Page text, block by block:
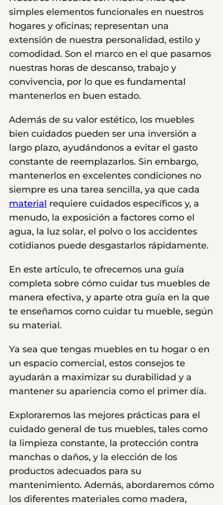
simples elementos funcionales en nuestros
hogares y oficinas; representan una
extensión de nuestra personalidad, estilo y
comodidad. Son el marco en el que pasamos
nuestras horas de descanso, trabajo y
convivencia, por lo que es fundamental
mantenerlos en buen estado.
Además de su valor estético, los muebles
bien cuidados pueden ser una inversión a
largo plazo, ayudándonos a evitar el gasto
constante de reemplazarlos. Sin embargo,
mantenerlos en excelentes condiciones no
siempre es una tarea sencilla, ya que cada
material requiere cuidados específicos y, a
menudo, la exposición a factores como el
agua, la luz solar, el polvo o los accidentes
cotidianos puede desgastarlos rápidamente.
En este artículo, te ofrecemos una guía
completa sobre cómo cuidar tus muebles de
manera efectiva, y aparte otra guía en la que
te enseñamos como cuidar tu mueble, según
su material.
Ya sea que tengas muebles en tu hogar o en
un espacio comercial, estos consejos te
ayudarán a maximizar su durabilidad y a
mantener su apariencia como el primer día.
Exploraremos las mejores prácticas para el
cuidado general de tus muebles, tales como
la limpieza constante, la protección contra
manchas o daños, y la elección de los
productos adecuados para su
mantenimiento. Además, abordaremos cómo
los diferentes materiales como madera,